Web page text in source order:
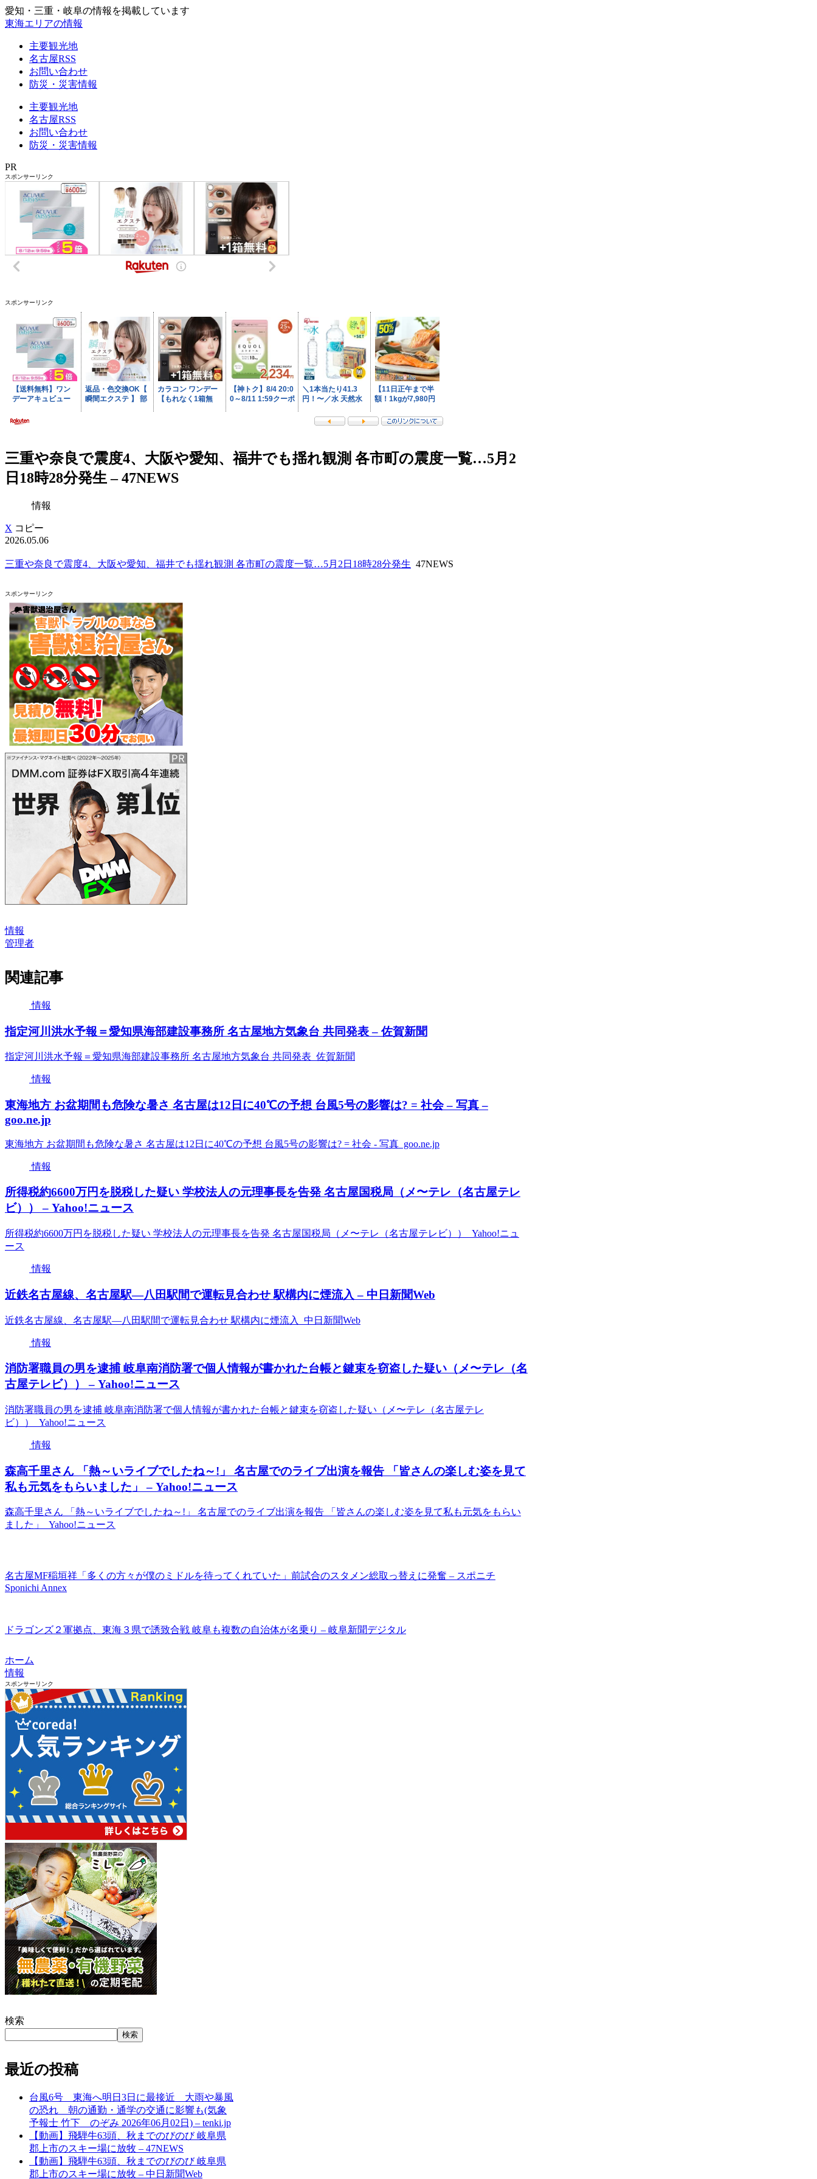
愛知・三重・岐阜の情報を掲載しています
東海エリアの情報
主要観光地
名古屋RSS
お問い合わせ
防災・災害情報
主要観光地
名古屋RSS
お問い合わせ
防災・災害情報
PR
スポンサーリンク
スポンサーリンク
三重や奈良で震度4、大阪や愛知、福井でも揺れ観測 各市町の震度一覧…5月2
日18時28分発生 – 47NEWS
情報
X コピー
2026.05.06
三重や奈良で震度4、大阪や愛知、福井でも揺れ観測 各市町の震度一覧…5月2日18時28分発生 47NEWS
スポンサーリンク
情報
管理者
関連記事
情報
指定河川洪水予報＝愛知県海部建設事務所 名古屋地方気象台 共同発表 – 佐賀新聞
指定河川洪水予報＝愛知県海部建設事務所 名古屋地方気象台 共同発表 佐賀新聞
情報
東海地方 お盆期間も危険な暑さ 名古屋は12日に40℃の予想 台風5号の影響は? = 社会 – 写真 –
goo.ne.jp
東海地方 お盆期間も危険な暑さ 名古屋は12日に40℃の予想 台風5号の影響は? = 社会 - 写真 goo.ne.jp
情報
所得税約6600万円を脱税した疑い 学校法人の元理事長を告発 名古屋国税局（メ〜テレ（名古屋テレ
ビ）） – Yahoo!ニュース
所得税約6600万円を脱税した疑い 学校法人の元理事長を告発 名古屋国税局（メ〜テレ（名古屋テレビ）） Yahoo!ニュ
ース
情報
近鉄名古屋線、名古屋駅―八田駅間で運転見合わせ 駅構内に煙流入 – 中日新聞Web
近鉄名古屋線、名古屋駅―八田駅間で運転見合わせ 駅構内に煙流入 中日新聞Web
情報
消防署職員の男を逮捕 岐阜南消防署で個人情報が書かれた台帳と鍵束を窃盗した疑い（メ〜テレ（名
古屋テレビ）） – Yahoo!ニュース
消防署職員の男を逮捕 岐阜南消防署で個人情報が書かれた台帳と鍵束を窃盗した疑い（メ〜テレ（名古屋テレ
ビ）） Yahoo!ニュース
情報
森高千里さん 「熱～いライブでしたね～!」 名古屋でのライブ出演を報告 「皆さんの楽しむ姿を見て
私も元気をもらいました」 – Yahoo!ニュース
森高千里さん 「熱～いライブでしたね～!」 名古屋でのライブ出演を報告 「皆さんの楽しむ姿を見て私も元気をもらい
ました」 Yahoo!ニュース
名古屋MF稲垣祥「多くの方々が僕のミドルを待ってくれていた」前試合のスタメン総取っ替えに発奮 – スポニチ
Sponichi Annex
ドラゴンズ２軍拠点、東海３県で誘致合戦 岐阜も複数の自治体が名乗り – 岐阜新聞デジタル
ホーム
情報
スポンサーリンク
検索
検索
最近の投稿
台風6号 東海へ明日3日に最接近 大雨や暴風
の恐れ 朝の通勤・通学の交通に影響も(気象
予報士 竹下 のぞみ 2026年06月02日) – tenki.jp
【動画】飛騨牛63頭、秋までのびのび 岐阜県
郡上市のスキー場に放牧 – 47NEWS
【動画】飛騨牛63頭、秋までのびのび 岐阜県
郡上市のスキー場に放牧 – 中日新聞Web